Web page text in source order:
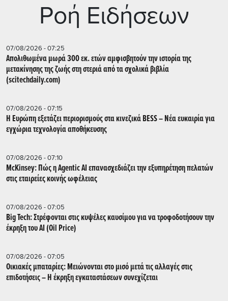
Ρoή Ειδήσεων
07/08/2026 - 07:25
Απολιθωμένα μωρά 300 εκ. ετών αμφισβητούν την ιστορία της
μετακίνησης της ζωής στη στεριά από τα σχολικά βιβλία
(scitechdaily.com)
07/08/2026 - 07:15
Η Ευρώπη εξετάζει περιορισμούς στα κινεζικά BESS – Νέα ευκαιρία για
εγχώρια τεχνολογία αποθήκευσης
07/08/2026 - 07:10
McKinsey: Πώς η Agentic AI επανασχεδιάζει την εξυπηρέτηση πελατών
στις εταιρείες κοινής ωφέλειας
07/08/2026 - 07:05
Big Tech: Στρέφονται στις κυψέλες καυσίμου για να τροφοδοτήσουν την
έκρηξη του AI (Oil Price)
07/08/2026 - 07:05
Οικιακές μπαταρίες: Μειώνονται στο μισό μετά τις αλλαγές στις
επιδοτήσεις – Η έκρηξη εγκαταστάσεων συνεχίζεται